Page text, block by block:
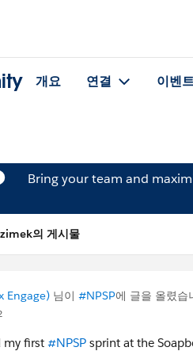
개요 연결 이벤
Bring your team and
의 게시물
Engage) 님이 #NPSP에 글을 올렸습
my first #NPSP sprint at the